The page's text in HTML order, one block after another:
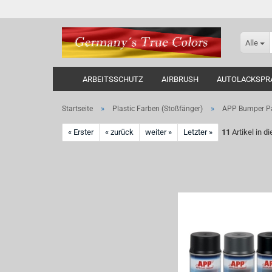
Alle
ARBEITSSCHUTZ AIRBRUSH
Startseite » Plastic Farben (Stoßfänger) » APP Bumper
« Erster « zurück weiter » Letzter » 11 Artikel in